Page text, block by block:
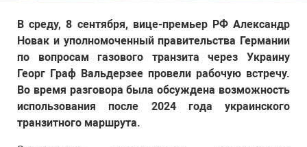
В среду, 8 сентября, вице-премьер РФ Александр
Новак и уполномоченный правительства Германии
по вопросам газового транзита через Украину
Георг Граф Вальдерзее провели рабочую встречу.
Во время разговора была обсуждена возможность
использования после 2024 года украинского
транзитного маршрута.